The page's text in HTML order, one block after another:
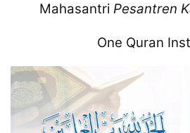
Mahasantri Pesantren
One Quran